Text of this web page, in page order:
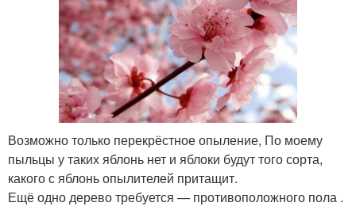
​Возможно только перекрёстное опыление, По моему
пыльцы у таких яблонь нет и яблоки будут того сорта,
какого с яблонь опылителей притащит.​
​Ещё одно дерево требуется — противоположного пола .​